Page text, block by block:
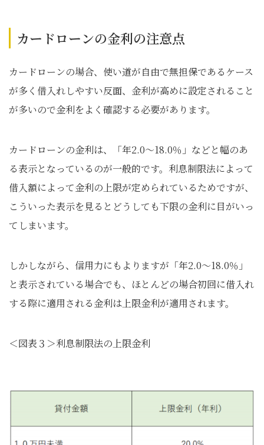
カードローンの金利の注意点
カードローンの場合、使い道が自由で無担保であるケース
が多く借入れしやすい反面、金利が高めに設定されること
が多いので金利をよく確認する必要があります。
カードローンの金利は、「年2.0～18.0％」などと幅のあ
る表示となっているのが一般的です。利息制限法によって
借入額によって金利の上限が定められているためですが、
こういった表示を見るとどうしても下限の金利に目がいっ
てしまいます。
しかしながら、信用力にもよりますが「年2.0～18.0％」
と表示されている場合でも、ほとんどの場合初回に借入れ
する際に適用される金利は上限金利が適用されます。
＜図表３＞利息制限法の上限金利